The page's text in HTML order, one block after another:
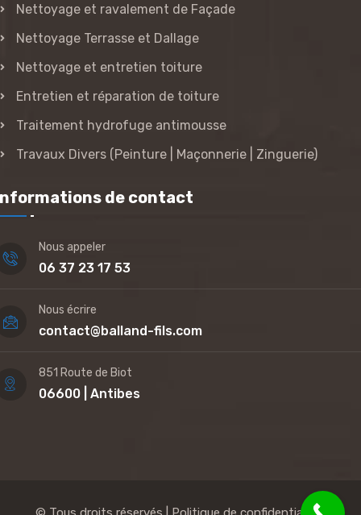
Nettoyage et ravalement de Façade
Nettoyage Terrasse et Dallage
Nettoyage et entretien toiture
Entretien et réparation de toiture
Traitement hydrofuge antimousse
Travaux Divers (Peinture | Maçonnerie | Zinguerie)
de contact
Nous appeler
06 37 23 17 53
Nous écrire
contact@balland-fils.com
851 Route de Biot
06600 | Antibes